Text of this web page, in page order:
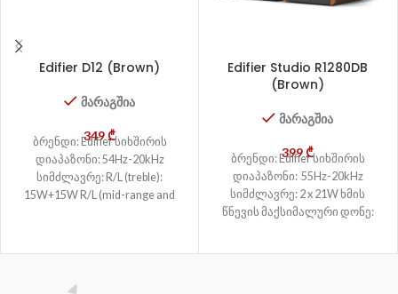
Edifier D12 (Brown)
მარაგშია
349₾
ბრენდი: Edifier სიხშირის
დიაპაზონი: 54Hz-20kHz
სიმძლავრე: R/L (treble):
15W+15W R/L (mid-range and
Edifier Studio R1280DB
(Brown)
მარაგშია
399₾
ბრენდი: Edifier სიხშირის
დიაპაზონი: 55Hz-20kHz
სიმძლავრე: 2 x 21W ხმის
წნევის მაქსიმალური დონე: